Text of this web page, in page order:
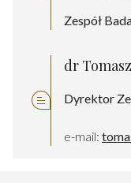
Zespół
dr
Dyrektor
e-mail: